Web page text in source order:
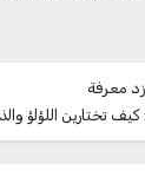
معرفة
كيف تختارين اللؤلؤ